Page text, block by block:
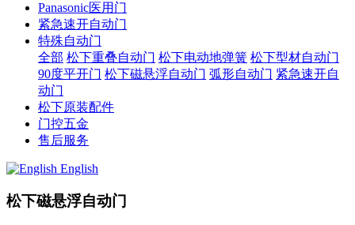
Panasonic医用门
紧急速开自动门
特殊自动门
全部 松下重叠自动门 松下电动地弹簧 松下型材自动门
90度平开门 松下磁悬浮自动门 弧形自动门 紧急速开自
动门
松下原装配件
门控五金
售后服务
English
松下磁悬浮自动门